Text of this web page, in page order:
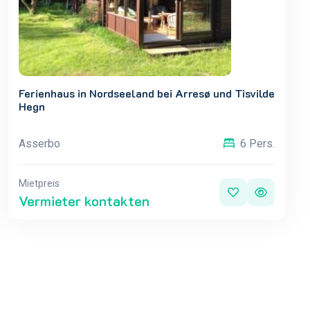
Ferienhaus in Nordseeland bei Arresø und Tisvilde
Hegn
Asserbo 6 Pers.
Mietpreis
Vermieter kontakten